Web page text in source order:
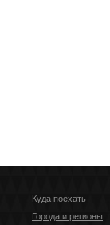
Куда поехать
Города и регионы